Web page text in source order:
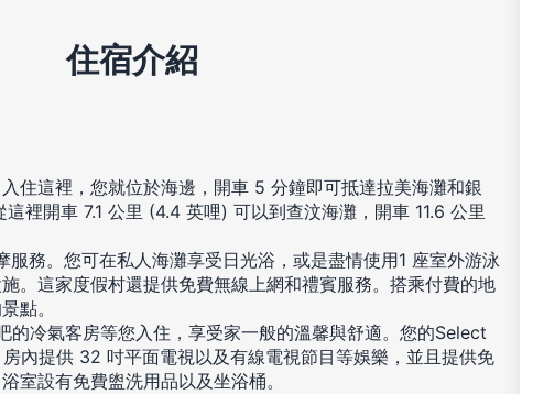
住宿介紹
住這裡，您就位於海邊，開車 5 分鐘即可抵達拉美海灘和銀
裡開車 7.1 公里 (4.4 英哩) 可以到查汶海灘，開車 11.6 公里
服務。您可在私人海灘享受日光浴，或是盡情使用1 座室外游泳
。這家度假村還提供免費無線上網和禮賓服務。搭乘付費的地
點。
的冷氣客房等您入住，享受家一般的溫馨與舒適。您的Select
內提供 32 吋平面電視以及有線電視節目等娛樂，並且提供免
室設有免費盥洗用品以及坐浴桶。